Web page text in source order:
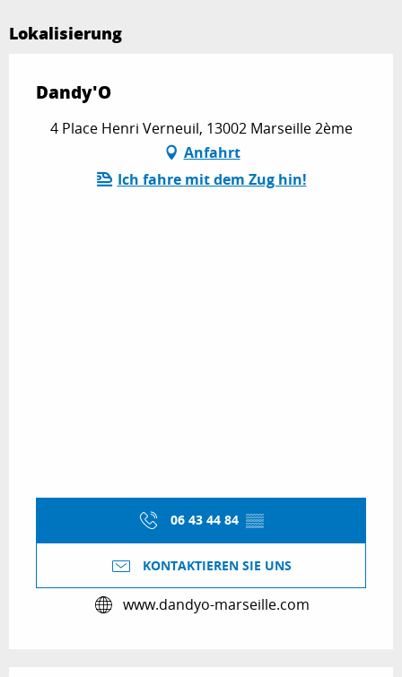
Lokalisierung
Dandy'O
4 Place Henri Verneuil, 13002 Marseille 2ème
Anfahrt
Ich fahre mit dem Zug hin!
06 43 44 84 ▒▒
KONTAKTIEREN SIE UNS
www.dandyo-marseille.com